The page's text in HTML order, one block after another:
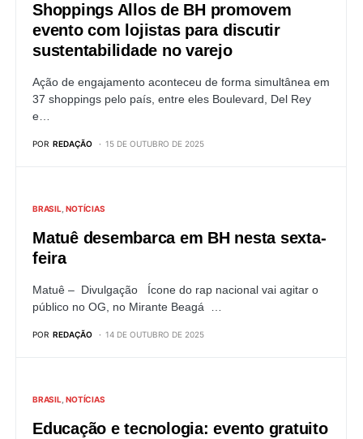
Shoppings Allos de BH promovem
evento com lojistas para discutir
sustentabilidade no varejo
Ação de engajamento aconteceu de forma simultânea em
37 shoppings pelo país, entre eles Boulevard, Del Rey
e…
POR REDAÇÃO 15 DE OUTUBRO DE 2025
BRASIL NOTÍCIAS
Matuê desembarca em BH nesta sexta-
feira
Matuê – Divulgação Ícone do rap nacional vai agitar o
público no OG, no Mirante Beagá …
POR REDAÇÃO 14 DE OUTUBRO DE 2025
BRASIL NOTÍCIAS
Educação e tecnologia: evento gratuito